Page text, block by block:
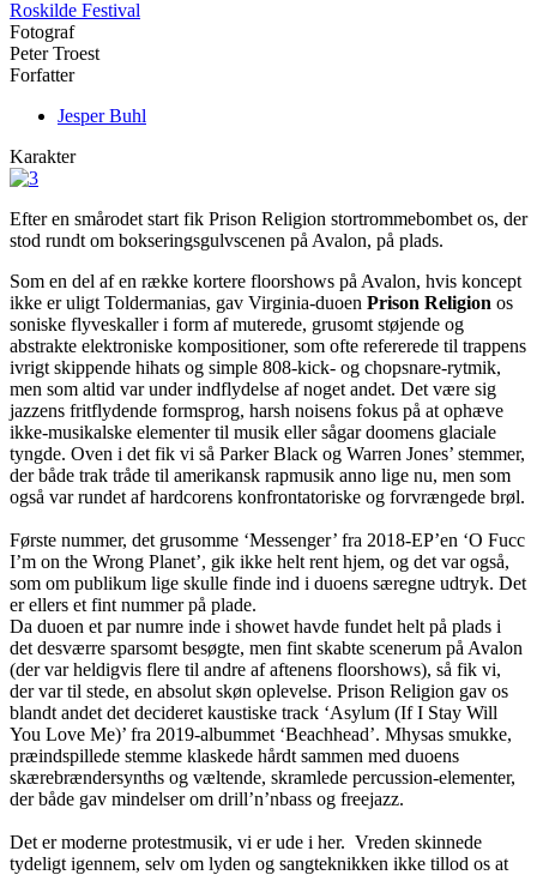
Roskilde Festival
Fotograf
Peter Troest
Forfatter
Jesper Buhl
Karakter
Efter en smårodet start fik Prison Religion stortrommebombet os, der
stod rundt om bokseringsgulvscenen på Avalon, på plads.
Som en del af en række kortere floorshows på Avalon, hvis koncept
ikke er uligt Toldermanias, gav Virginia-duoen Prison Religion os
soniske flyveskaller i form af muterede, grusomt støjende og
abstrakte elektroniske kompositioner, som ofte refererede til trappens
ivrigt skippende hihats og simple 808-kick- og chopsnare-rytmik,
men som altid var under indflydelse af noget andet. Det være sig
jazzens fritflydende formsprog, harsh noisens fokus på at ophæve
ikke-musikalske elementer til musik eller sågar doomens glaciale
tyngde. Oven i det fik vi så Parker Black og Warren Jones’ stemmer,
der både trak tråde til amerikansk rapmusik anno lige nu, men som
også var rundet af hardcorens konfrontatoriske og forvrængede brøl.
Første nummer, det grusomme ‘Messenger’ fra 2018-EP’en ‘O Fucc
I’m on the Wrong Planet’, gik ikke helt rent hjem, og det var også,
som om publikum lige skulle finde ind i duoens særegne udtryk. Det
er ellers et fint nummer på plade.
Da duoen et par numre inde i showet havde fundet helt på plads i
det desværre sparsomt besøgte, men fint skabte scenerum på Avalon
(der var heldigvis flere til andre af aftenens floorshows), så fik vi,
der var til stede, en absolut skøn oplevelse. Prison Religion gav os
blandt andet det decideret kaustiske track ‘Asylum (If I Stay Will
You Love Me)’ fra 2019-albummet ‘Beachhead’. Mhysas smukke,
præindspillede stemme klaskede hårdt sammen med duoens
skærebrændersynths og væltende, skramlede percussion-elementer,
der både gav mindelser om drill’n’nbass og freejazz.
Det er moderne protestmusik, vi er ude i her. Vreden skinnede
tydeligt igennem, selv om lyden og sangteknikken ikke tillod os at